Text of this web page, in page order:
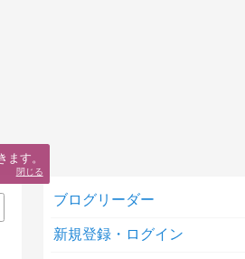
ブログリーダー
新規登録・ログイン
ます。
閉じる